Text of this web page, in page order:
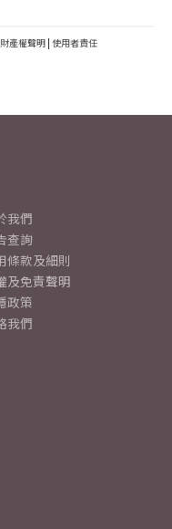
產權聲明 | 使用者責任
我們
查詢
條款及細則
及免責聲明
政策
我們